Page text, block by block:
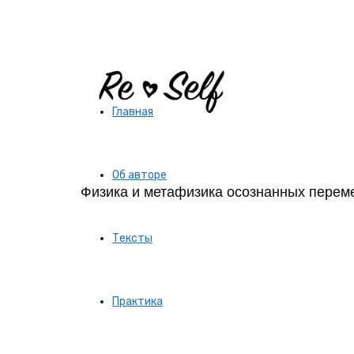
Re-
Self
Создай
Физика и метафизика осознанных
Главная
Об авторе
Тексты
Практика